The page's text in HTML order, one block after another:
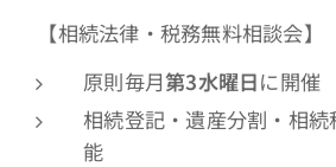
🔸【相続法律・税務無料相談会】
原則毎月第3水曜日に開催
相続登記・遺産分割・相
能